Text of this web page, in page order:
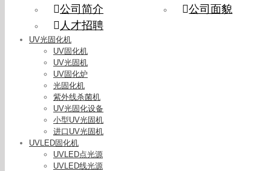
公司简介
公司面貌
人才招聘
UV光固化机
UV固化机
UV光固机
UV固化炉
光固化机
紫外线杀菌机
UV光固化设备
小型UV光固机
进口UV光固机
UVLED固化机
UVLED点光源
UVLED线光源